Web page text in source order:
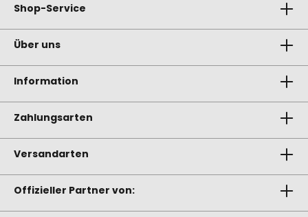
Shop-Service
Über uns
Information
Zahlungsarten
Versandarten
Offizieller Partner von: